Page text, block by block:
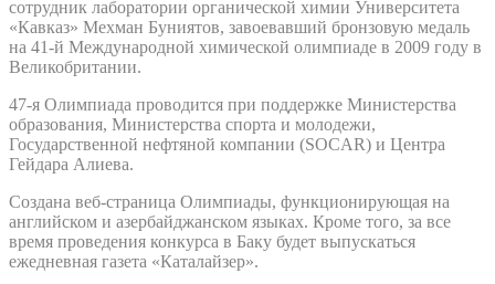
сотрудник лаборатории органической химии Университета
«Кавказ» Мехман Буниятов, завоевавший бронзовую медаль
на 41-й Международной химической олимпиаде в 2009 году в
Великобритании.
47-я Олимпиада проводится при поддержке Министерства
образования, Министерства спорта и молодежи,
Государственной нефтяной компании (SOCAR) и Центра
Гейдара Алиева.
Создана веб-страница Олимпиады, функционирующая на
английском и азербайджанском языках. Кроме того, за все
время проведения конкурса в Баку будет выпускаться
ежедневная газета «Каталайзер».